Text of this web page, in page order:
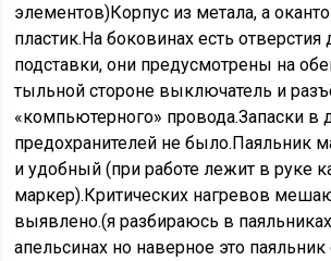
элементов)Корпус из метала, а
пластик.На боковинах есть отверстия
подставки, они предусмотрены на
тыльной стороне выключатель и
«компьютерного» провода.Запаски в
предохранителей не было.Паяльник
и удобный (при работе лежит в руке
маркер).Критических нагревов
выявлено.(я разбираюсь в
апельсинах но наверное это